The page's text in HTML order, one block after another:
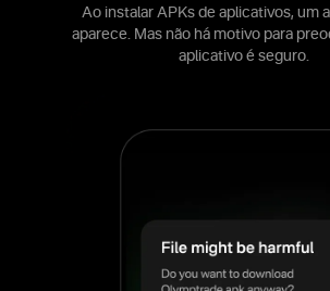
Ao instalar APKs de aplicativos, um
aparece. Mas não há motivo para
aplicativo é seguro.